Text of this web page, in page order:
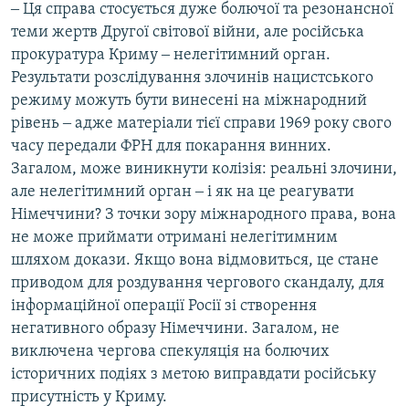
‒ Ця справа стосується дуже болючої та резонансної
теми жертв Другої світової війни, але російська
прокуратура Криму ‒ нелегітимний орган.
Результати розслідування злочинів нацистського
режиму можуть бути винесені на міжнародний
рівень ‒ адже матеріали тієї справи 1969 року свого
часу передали ФРН для покарання винних.
Загалом, може виникнути колізія: реальні злочини,
але нелегітимний орган ‒ і як на це реагувати
Німеччини? З точки зору міжнародного права, вона
не може приймати отримані нелегітимним
шляхом докази. Якщо вона відмовиться, це стане
приводом для роздування чергового скандалу, для
інформаційної операції Росії зі створення
негативного образу Німеччини. Загалом, не
виключена чергова спекуляція на болючих
історичних подіях з метою виправдати російську
присутність у Криму.